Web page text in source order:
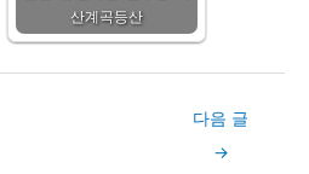
산계곡등산
다음 글
→